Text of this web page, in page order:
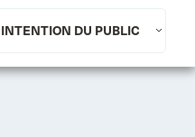
DU PUBLIC